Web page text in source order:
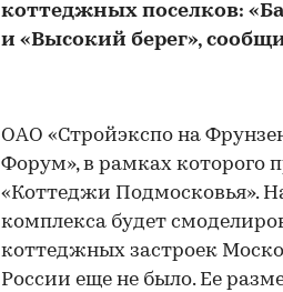
коттеджных поселков:
и «Высокий берег»,
ОАО «Стройэкспо на
Форум», в рамках которого
«Коттеджи Подмосковья».
комплекса будет
коттеджных застроек
России еще не было. Ее